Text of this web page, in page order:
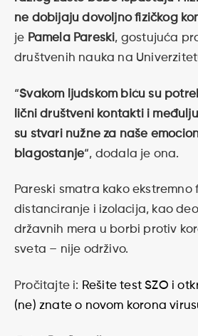
ne dobijaju dovoljno fizičkog
je Pamela Pareski, gostujuća
društvenih nauka na
“Svakom ljudskom biću su
lični društveni kontakti i
su stvari nužne za naše
blagostanje“, dodala je ona.
Pareski smatra kako ekstremno
distanciranje i izolacija, kao
državnih mera u borbi protiv
sveta – nije održivo.
Pročitajte i: Rešite test SZO i
(ne) znate o novom korona